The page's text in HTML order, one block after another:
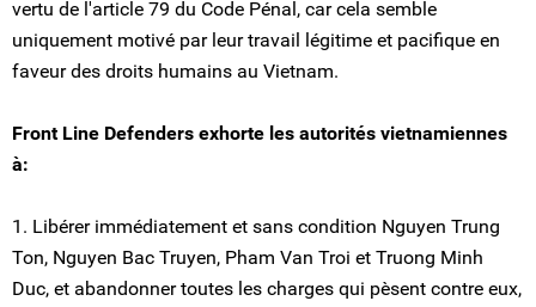
vertu de l'article 79 du Code Pénal, car cela semble
uniquement motivé par leur travail légitime et pacifique en
faveur des droits humains au Vietnam.
Front Line Defenders exhorte les autorités vietnamiennes
à:
1. Libérer immédiatement et sans condition Nguyen Trung
Ton, Nguyen Bac Truyen, Pham Van Troi et Truong Minh
Duc, et abandonner toutes les charges qui pèsent contre eux,